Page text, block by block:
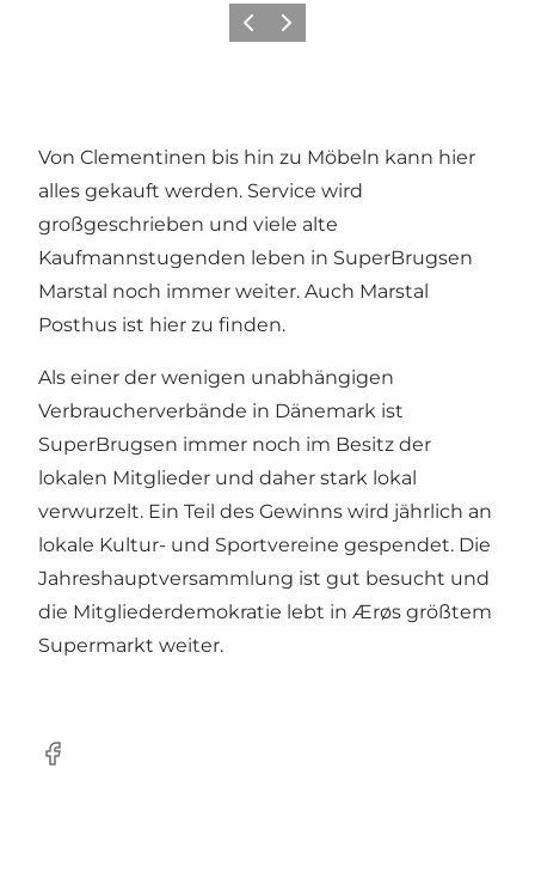
ZurückWeiter
Von Clementinen bis hin zu Möbeln kann hier
alles gekauft werden. Service wird
großgeschrieben und viele alte
Kaufmannstugenden leben in SuperBrugsen
Marstal noch immer weiter. Auch Marstal
Posthus ist hier zu finden.
Als einer der wenigen unabhängigen
Verbraucherverbände in Dänemark ist
SuperBrugsen immer noch im Besitz der
lokalen Mitglieder und daher stark lokal
verwurzelt. Ein Teil des Gewinns wird jährlich an
lokale Kultur- und Sportvereine gespendet. Die
Jahreshauptversammlung ist gut besucht und
die Mitgliederdemokratie lebt in Ærøs größtem
Supermarkt weiter.
Facebook